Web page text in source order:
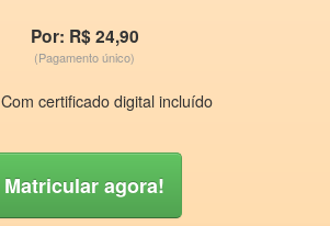
Por: R$ 24,90
(Pagamento único)
Com certificado digital incluído
Matricular agora!